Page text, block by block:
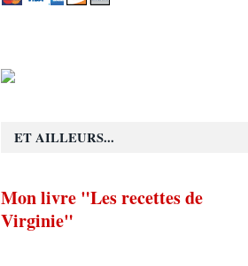
ET AILLEURS...
Mon livre "Les recettes de
Virginie"